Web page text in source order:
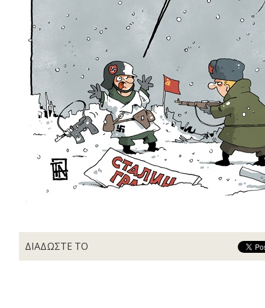
ΔΙΑΔΩΣΤΕ ΤΟ